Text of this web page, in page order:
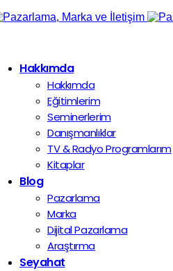
Hakkımda
Hakkımda
Eğitimlerim
Seminerlerim
Danışmanlıklar
TV & Radyo Programlarım
Kitaplar
Blog
Pazarlama
Marka
Dijital Pazarlama
Araştırma
Seyahat